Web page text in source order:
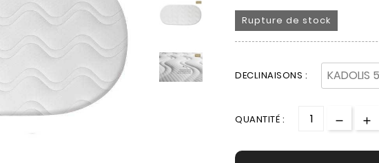
Rupture de stock
DECLINAISONS :
QUANTITÉ :